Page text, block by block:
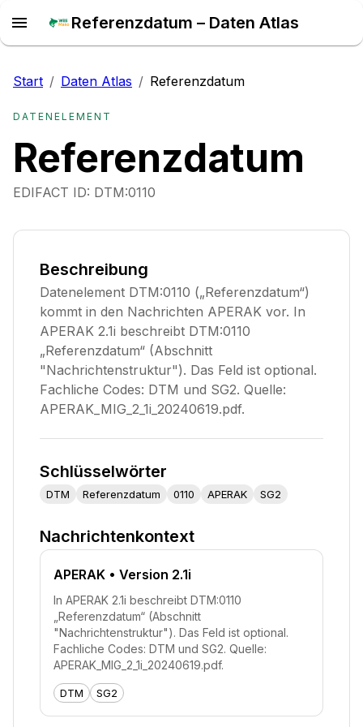
Referenzdatum – Daten Atlas
Start / Daten Atlas / Referenzdatum
DATENELEMENT
Referenzdatum
EDIFACT ID: DTM:0110
Beschreibung
Datenelement DTM:0110 („Referenzdatum“)
kommt in den Nachrichten APERAK vor. In
APERAK 2.1i beschreibt DTM:0110
„Referenzdatum“ (Abschnitt
"Nachrichtenstruktur"). Das Feld ist optional.
Fachliche Codes: DTM und SG2. Quelle:
APERAK_MIG_2_1i_20240619.pdf.
Schlüsselwörter
DTM Referenzdatum 0110 APERAK SG2
Nachrichtenkontext
APERAK • Version 2.1i
In APERAK 2.1i beschreibt DTM:0110
„Referenzdatum“ (Abschnitt
"Nachrichtenstruktur"). Das Feld ist optional.
Fachliche Codes: DTM und SG2. Quelle:
APERAK_MIG_2_1i_20240619.pdf.
DTM SG2